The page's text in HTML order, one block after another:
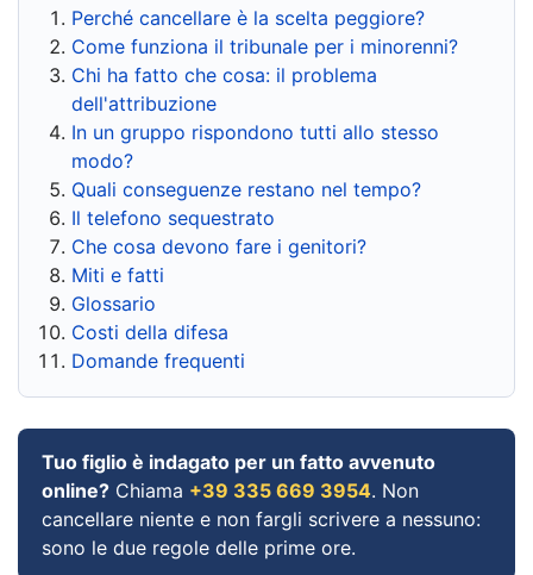
Perché cancellare è la scelta peggiore?
Come funziona il tribunale per i minorenni?
Chi ha fatto che cosa: il problema
dell'attribuzione
In un gruppo rispondono tutti allo stesso
modo?
Quali conseguenze restano nel tempo?
Il telefono sequestrato
Che cosa devono fare i genitori?
Miti e fatti
Glossario
Costi della difesa
Domande frequenti
Tuo figlio è indagato per un fatto avvenuto
online? Chiama +39 335 669 3954. Non
cancellare niente e non fargli scrivere a nessuno:
sono le due regole delle prime ore.